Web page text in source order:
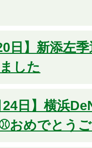
日】新添左
した
24日】横浜
おめでとう